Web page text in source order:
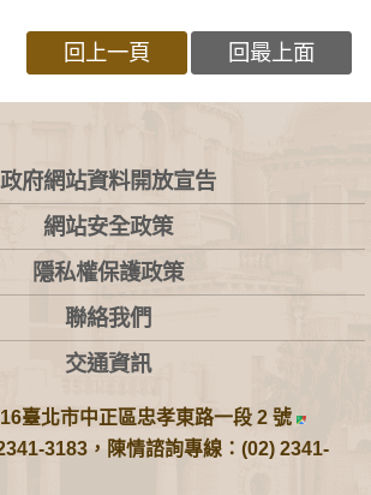
回上一頁 回最上面
政府網站資料開放宣告
網站安全政策
隱私權保護政策
聯絡我們
交通資訊
臺北市中正區忠孝東路一段 2 號
3183，陳情諮詢專線：(02) 2341-